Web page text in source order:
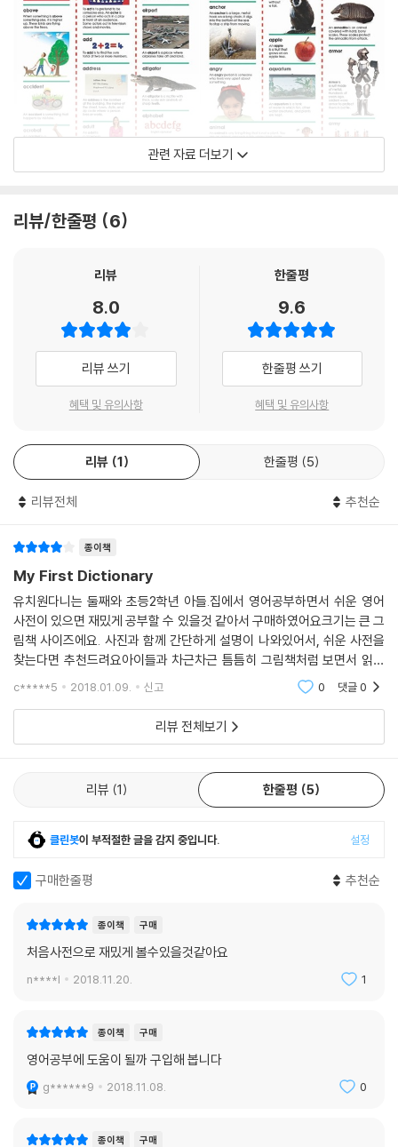
관련 자료 더보기
리뷰/한줄평 6
리뷰
8.0
리뷰 쓰기
혜택 및 유의사항
한줄평
9.6
한줄평 쓰기
혜택 및 유의사항
리뷰 1 한줄평 5
리뷰전체 추천순
종이책
My First Dictionary
유치원다니는 둘째와 초등2학년 아들.집에서 영어공부하면서 쉬운 영어
사전이 있으면 재밌게 공부할 수 있을것 같아서 구매하였어요크기는 큰 그
림책 사이즈에요. 사진과 함께 간단하게 설명이 나와있어서, 쉬운 사전을
찾는다면 추천드려요아이들과 차근차근 틈틈히 그림책처럼 보면서 읽어
주니 재밌어 하네요^^ 어린 유아들과 영어갓배운 저학년에게 추천드려
c*****5 2018.01.09. 신고 0 댓글0
리뷰 전체보기
리뷰 1 한줄평 5
클린봇이 부적절한 글을 감지 중입니다. 설정
구매한줄평 추천순
종이책 구매
처음사전으로 재밌게 볼수있을것같아요
n****l 2018.11.20. 1
종이책 구매
영어공부에 도움이 될까 구입해 봅니다
g******9 2018.11.08. 0
종이책 구매